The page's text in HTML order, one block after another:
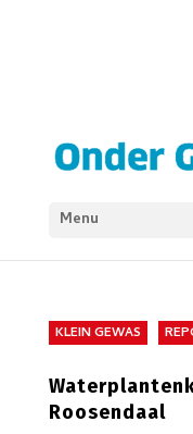
Menu
KLEIN GEWAS
Roosendaal